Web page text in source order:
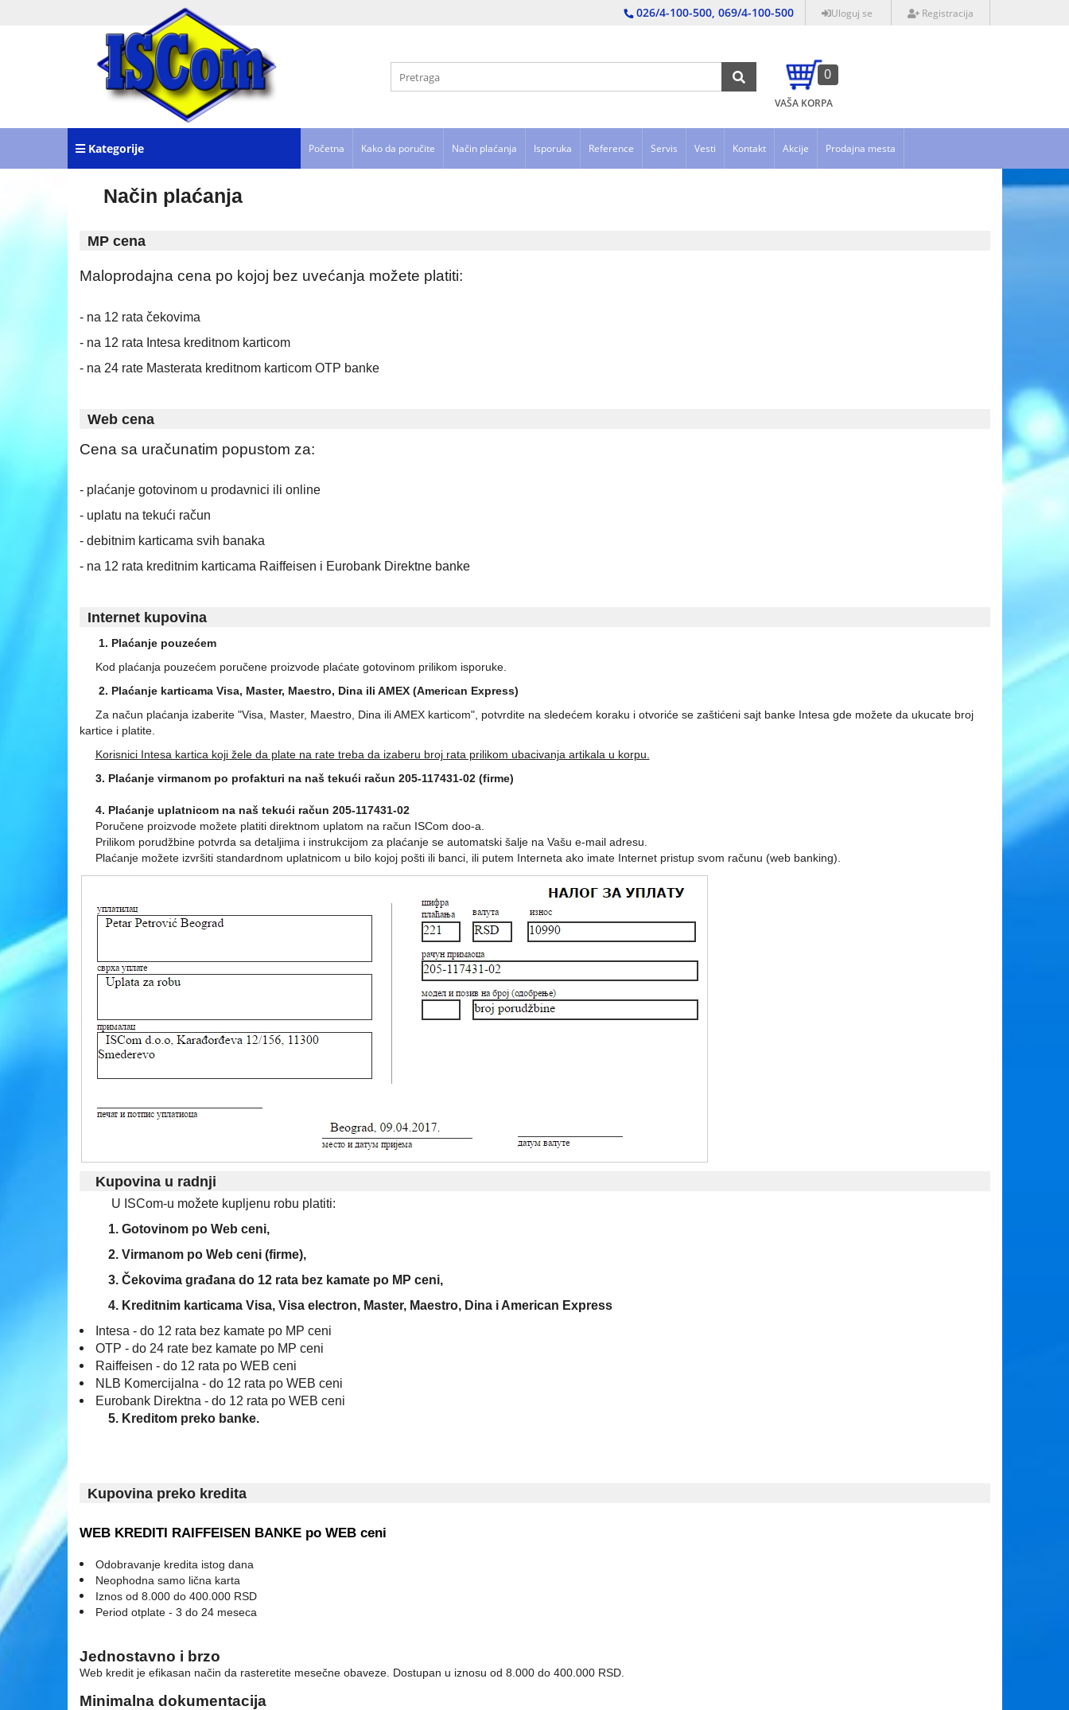
026/4-100-500, 069/4-100-500 Uloguj se Registracija
VAŠA KORPA
0
Kategorije Početna Kako da poručite Način plaćanja Isporuka Reference Servis Vesti Kontakt Akcije Prodajna mesta
Način plaćanja
MP cena
Maloprodajna cena po kojoj bez uvećanja možete platiti:
- na 12 rata čekovima
- na 12 rata Intesa kreditnom karticom
- na 24 rate Masterata kreditnom karticom OTP banke
Web cena
Cena sa uračunatim popustom za:
- plaćanje gotovinom u prodavnici ili online
- uplatu na tekući račun
- debitnim karticama svih banaka
- na 12 rata kreditnim karticama Raiffeisen i Eurobank Direktne banke
Internet kupovina
1. Plaćanje pouzećem
Kod plaćanja pouzećem poručene proizvode plaćate gotovinom prilikom isporuke.
2. Plaćanje karticama Visa, Master, Maestro, Dina ili AMEX (American Express)
Za načun plaćanja izaberite "Visa, Master, Maestro, Dina ili AMEX karticom", potvrdite na sledećem koraku i otvoriće se zaštićeni sajt banke Intesa gde možete da ukucate broj
kartice i platite.
Korisnici Intesa kartica koji žele da plate na rate treba da izaberu broj rata prilikom ubacivanja artikala u korpu.
3. Plaćanje virmanom po profakturi na naš tekući račun 205-117431-02 (firme)
4. Plaćanje uplatnicom na naš tekući račun 205-117431-02
Poručene proizvode možete platiti direktnom uplatom na račun ISCom doo-a.
Prilikom porudžbine potvrda sa detaljima i instrukcijom za plaćanje se automatski šalje na Vašu e-mail adresu.
Plaćanje možete izvršiti standardnom uplatnicom u bilo kojoj pošti ili banci, ili putem Interneta ako imate Internet pristup svom računu (web banking).
Kupovina u radnji
U ISCom-u možete kupljenu robu platiti:
1. Gotovinom po Web ceni,
2. Virmanom po Web ceni (firme),
3. Čekovima građana do 12 rata bez kamate po MP ceni,
4. Kreditnim karticama Visa, Visa electron, Master, Maestro, Dina i American Express
Intesa - do 12 rata bez kamate po MP ceni
OTP - do 24 rate bez kamate po MP ceni
Raiffeisen - do 12 rata po WEB ceni
NLB Komercijalna - do 12 rata po WEB ceni
Eurobank Direktna - do 12 rata po WEB ceni
5. Kreditom preko banke.
Kupovina preko kredita
WEB KREDITI RAIFFEISEN BANKE po WEB ceni
Odobravanje kredita istog dana
Neophodna samo lična karta
Iznos od 8.000 do 400.000 RSD
Period otplate - 3 do 24 meseca
Jednostavno i brzo
Web kredit je efikasan način da rasteretite mesečne obaveze. Dostupan u iznosu od 8.000 do 400.000 RSD.
Minimalna dokumentacija